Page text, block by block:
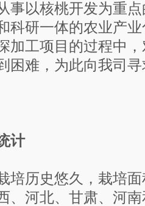
以核桃开发为重点
科研一体的农业产
加工项目的过程中
困难，为此向我司
计
历史悠久，栽培面
、河北、甘肃、河